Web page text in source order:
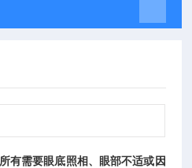
有需要眼底照相、眼部不适或因